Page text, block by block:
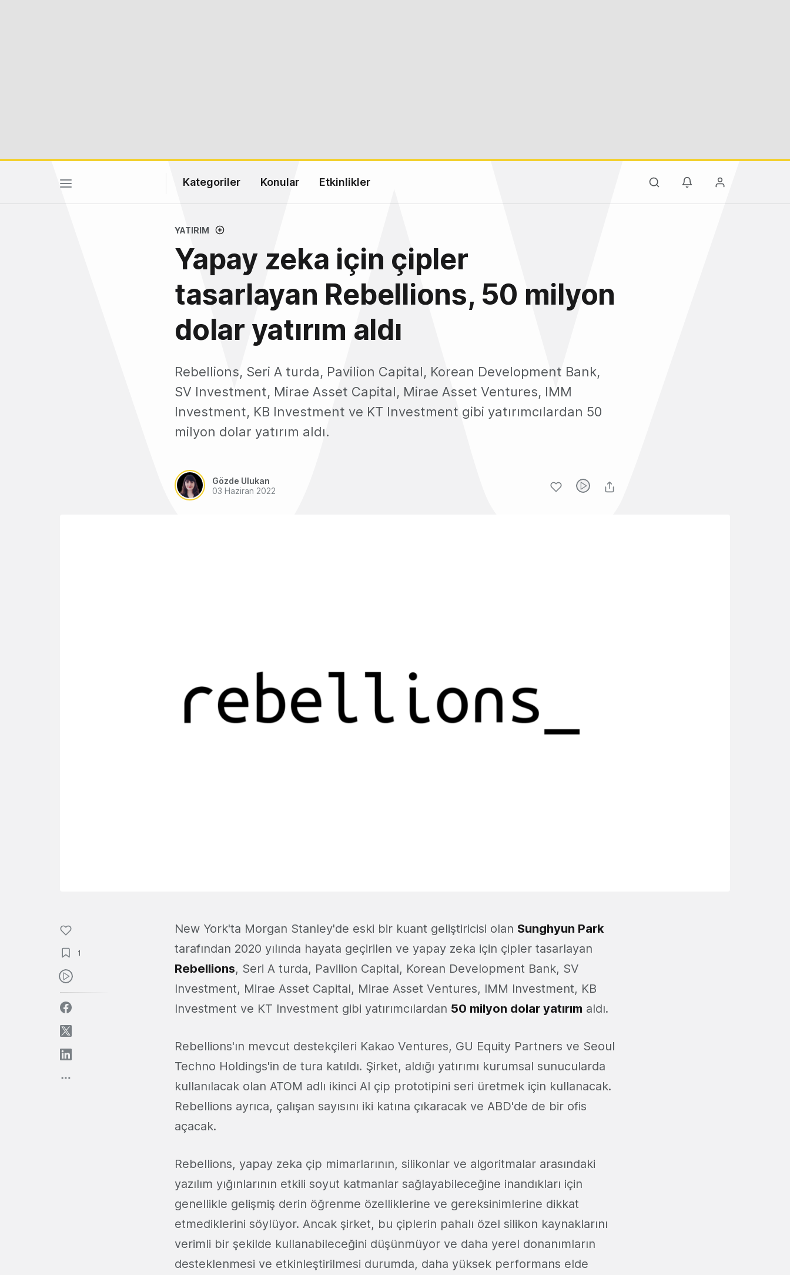
Kategoriler Konular Etkinlikler
YATIRIM
Yapay zeka için çipler
tasarlayan Rebellions, 50 milyon
dolar yatırım aldı
Rebellions, Seri A turda, Pavilion Capital, Korean Development Bank,
SV Investment, Mirae Asset Capital, Mirae Asset Ventures, IMM
Investment, KB Investment ve KT Investment gibi yatırımcılardan 50
milyon dolar yatırım aldı.
Gözde Ulukan
03 Haziran 2022
1
New York'ta Morgan Stanley'de eski bir kuant geliştiricisi olan Sunghyun Park
tarafından 2020 yılında hayata geçirilen ve yapay zeka için çipler tasarlayan
Rebellions, Seri A turda, Pavilion Capital, Korean Development Bank, SV
Investment, Mirae Asset Capital, Mirae Asset Ventures, IMM Investment, KB
Investment ve KT Investment gibi yatırımcılardan 50 milyon dolar yatırım aldı.
Rebellions'ın mevcut destekçileri Kakao Ventures, GU Equity Partners ve Seoul
Techno Holdings'in de tura katıldı. Şirket, aldığı yatırımı kurumsal sunucularda
kullanılacak olan ATOM adlı ikinci AI çip prototipini seri üretmek için kullanacak.
Rebellions ayrıca, çalışan sayısını iki katına çıkaracak ve ABD'de de bir ofis
açacak.
Rebellions, yapay zeka çip mimarlarının, silikonlar ve algoritmalar arasındaki
yazılım yığınlarının etkili soyut katmanlar sağlayabileceğine inandıkları için
genellikle gelişmiş derin öğrenme özelliklerine ve gereksinimlerine dikkat
etmediklerini söylüyor. Ancak şirket, bu çiplerin pahalı özel silikon kaynaklarını
verimli bir şekilde kullanabileceğini düşünmüyor ve daha yerel donanımların
desteklenmesi ve etkinleştirilmesi durumda, daha yüksek performans elde